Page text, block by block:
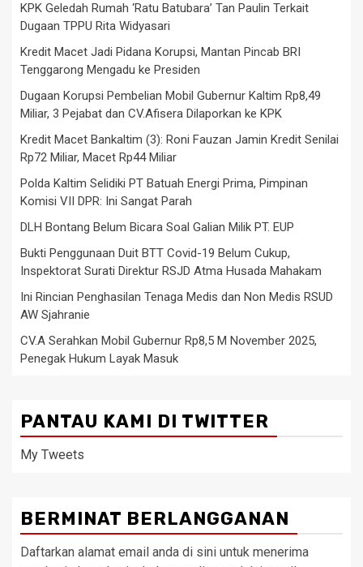
KPK Geledah Rumah ‘Ratu Batubara’ Tan Paulin Terkait
Dugaan TPPU Rita Widyasari
Kredit Macet Jadi Pidana Korupsi, Mantan Pincab BRI
Tenggarong Mengadu ke Presiden
Dugaan Korupsi Pembelian Mobil Gubernur Kaltim Rp8,49
Miliar, 3 Pejabat dan CV.Afisera Dilaporkan ke KPK
Kredit Macet Bankaltim (3): Roni Fauzan Jamin Kredit Senilai
Rp72 Miliar, Macet Rp44 Miliar
Polda Kaltim Selidiki PT Batuah Energi Prima, Pimpinan
Komisi VII DPR: Ini Sangat Parah
DLH Bontang Belum Bicara Soal Galian Milik PT. EUP
Bukti Penggunaan Duit BTT Covid-19 Belum Cukup,
Inspektorat Surati Direktur RSJD Atma Husada Mahakam
Ini Rincian Penghasilan Tenaga Medis dan Non Medis RSUD
AW Sjahranie
CV.A Serahkan Mobil Gubernur Rp8,5 M November 2025,
Penegak Hukum Layak Masuk
PANTAU KAMI DI TWITTER
My Tweets
BERMINAT BERLANGGANAN
Daftarkan alamat email anda di sini untuk menerima